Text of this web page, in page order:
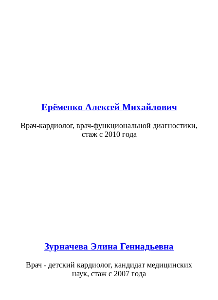
Ерёменко Алексей Михайлович
Врач-кардиолог, врач-функциональной диагностики,
стаж с 2010 года
Зурначева Элина Геннадьевна
Врач - детский кардиолог, кандидат медицинских
наук, стаж с 2007 года